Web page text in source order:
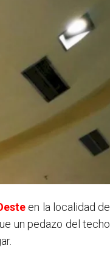
en la localidad de
un pedazo del techo